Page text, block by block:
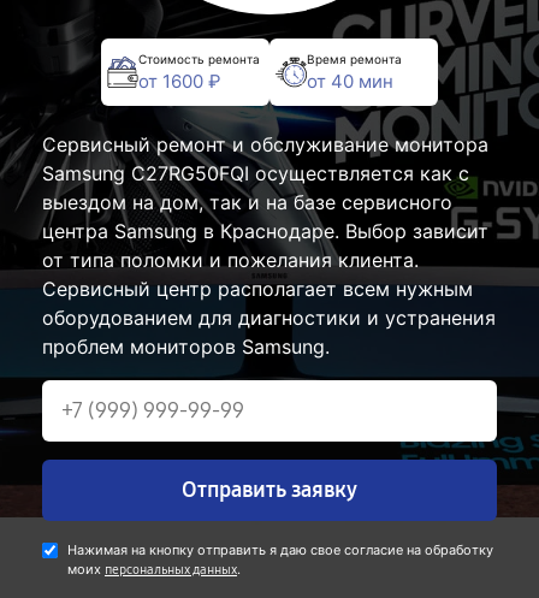
Стоимость ремонта
от 1600 ₽
Время ремонта
от 40 мин
Сервисный ремонт и обслуживание монитора
Samsung C27RG50FQI осуществляется как с
выездом на дом, так и на базе сервисного
центра Samsung в Краснодаре. Выбор зависит
от типа поломки и пожелания клиента.
Сервисный центр располагает всем нужным
оборудованием для диагностики и устранения
проблем мониторов Samsung.
Отправить заявку
Нажимая на кнопку отправить я даю свое согласие на обработку
моих персональных данных.